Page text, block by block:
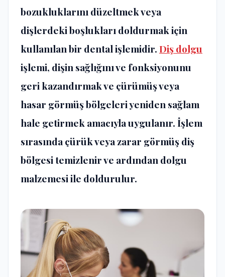
bozukluklarını düzeltmek veya
dişlerdeki boşlukları doldurmak için
kullanılan bir dental işlemidir.Diş dolgu
işlemi, dişin sağlığını ve fonksiyonunu
geri kazandırmak ve çürümüş veya
hasar görmüş bölgeleri yeniden sağlam
hale getirmek amacıyla uygulanır. İşlem
sırasında çürük veya zarar görmüş diş
bölgesi temizlenir ve ardından dolgu
malzemesi ile doldurulur.